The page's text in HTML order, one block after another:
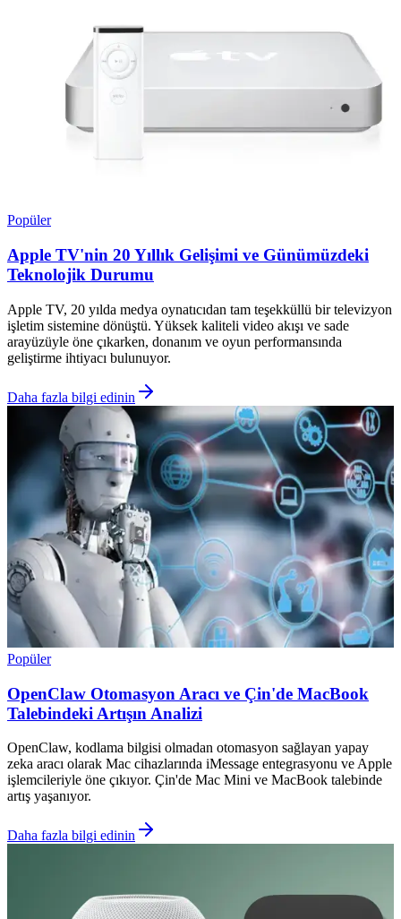
Popüler
Apple TV'nin 20 Yıllık Gelişimi ve Günümüzdeki
Teknolojik Durumu
Apple TV, 20 yılda medya oynatıcıdan tam teşekküllü bir televizyon
işletim sistemine dönüştü. Yüksek kaliteli video akışı ve sade
arayüzüyle öne çıkarken, donanım ve oyun performansında
geliştirme ihtiyacı bulunuyor.
Daha fazla bilgi edinin
Popüler
OpenClaw Otomasyon Aracı ve Çin'de MacBook
Talebindeki Artışın Analizi
OpenClaw, kodlama bilgisi olmadan otomasyon sağlayan yapay
zeka aracı olarak Mac cihazlarında iMessage entegrasyonu ve Apple
işlemcileriyle öne çıkıyor. Çin'de Mac Mini ve MacBook talebinde
artış yaşanıyor.
Daha fazla bilgi edinin